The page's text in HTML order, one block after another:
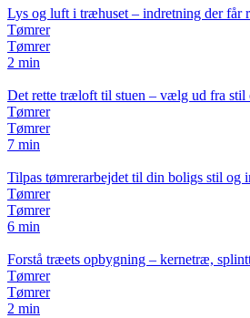
Lys og luft i træhuset – indretning der får
Tømrer
Tømrer
2 min
Det rette træloft til stuen – vælg ud fra stil
Tømrer
Tømrer
7 min
Tilpas tømrerarbejdet til din boligs stil og
Tømrer
Tømrer
6 min
Forstå træets opbygning – kernetræ,
Tømrer
Tømrer
2 min